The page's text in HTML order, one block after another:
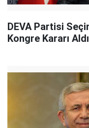
DEVA Partisi
Kongre Kararı